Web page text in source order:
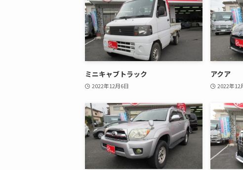
ミニキャブトラック
2022年12月6日
アクア
2022年12